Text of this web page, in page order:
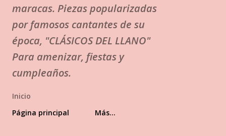
maracas. Piezas popularizadas
por famosos cantantes de su
época, "CLÁSICOS DEL LLANO"
Para amenizar, fiestas y
cumpleaños.
Inicio
Página principal
Más…